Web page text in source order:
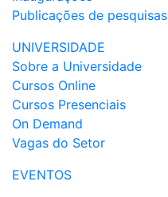
Publicações de pesquisas
UNIVERSIDADE
Sobre a Universidade
Cursos Online
Cursos Presenciais
On Demand
Vagas do Setor
EVENTOS